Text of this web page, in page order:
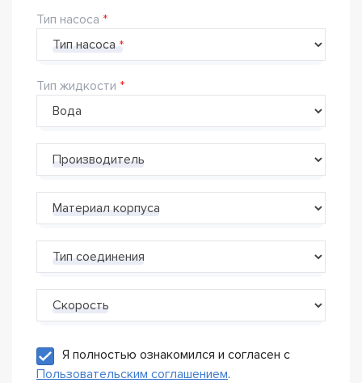
Тип насоса
Тип насоса
Тип жидкости
Производитель
Материал корпуса
Тип соединения
Скорость
Я полностью ознакомился и согласен с
Пользовательским соглашением.